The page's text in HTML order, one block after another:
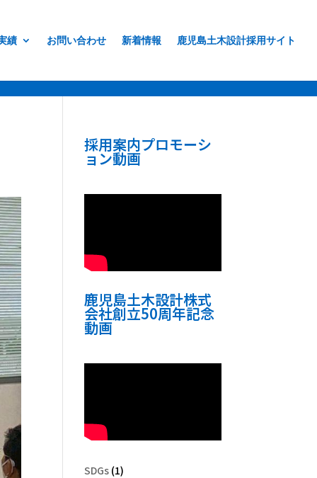
績 お問い合わせ 新着情報 鹿児島土木設計採用サイト
採用案内プロモーシ
ョン動画
鹿児島土木設計株式
会社創立50周年記念
動画
SDGs (1)